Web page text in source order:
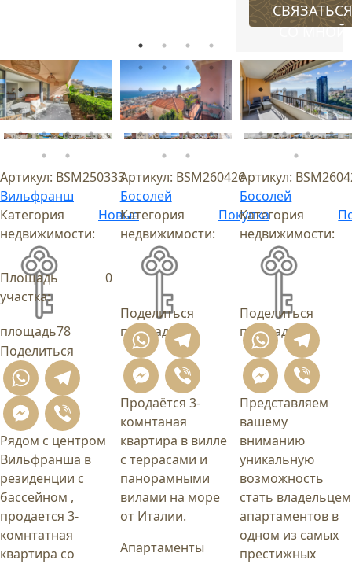
СО МНОЙ
Артикул: BSM250333
Вильфранш
Категория
недвижимости:
Новые
площадь78
Площадь
участка:
0
Поделиться
WhatsApp
Telegram
Messenger
Viber
Рядом с центром
Вильфранша в
резиденции с
бассейном ,
продается 3-
комнтатная
квартира со
Артикул: BSM260426
Босолей
Категория
недвижимости:
Покупка
площадь 90
Поделиться
WhatsApp
Telegram
Messenger
Viber
Продаётся 3-
комнтаная
квартира в вилле
с террасами и
панорамными
вилами на море
от Италии.
Апартаменты
Артикул:
Босолей
Категория
недвижимости:
площадь 68
Поделиться
Представляем
вашему
вниманию
уникальную
возможность
стать владельцем
апартаментов в
одном из самых
престижных